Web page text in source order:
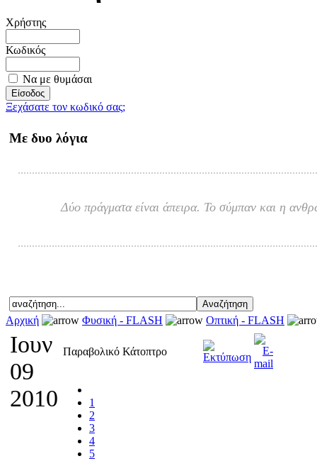
Χρήστης
Κωδικός
Να με θυμάσαι
Ξεχάσατε τον κωδικό σας;
Με δυο λόγια
Δύο πράγματα είναι άπειρα. Το σύμπαν και η
Αρχική Φυσική - FLASH Οπτική - FLASH
Ιουν
09
2010
Παραβολικό Κάτοπτρο
1
2
3
4
5